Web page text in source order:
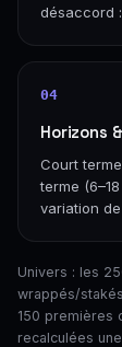
désaccord
04
Horizons
Court
terme
variation
Univers : les
wrappés/
150 premières
recalculées